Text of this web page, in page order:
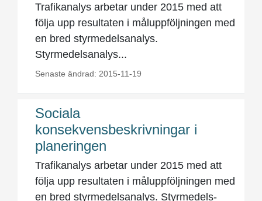
Trafikanalys arbetar under 2015 med att
följa upp resultaten i måluppföljningen med
en bred styrmedelsanalys.
Styrmedelsanalys...
Senaste ändrad: 2015-11-19
Sociala
konsekvensbeskrivningar i
planeringen
Trafikanalys arbetar under 2015 med att
följa upp resultaten i måluppföljningen med
en bred styrmedelsanalys. Styr­medels­